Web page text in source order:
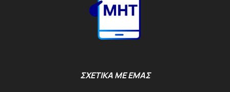
ΣΧΕΤΙΚΑ ΜΕ ΕΜΑΣ